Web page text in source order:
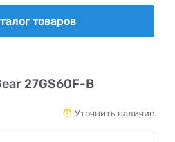
товаров
27GS60F-B
Уточнить наличие